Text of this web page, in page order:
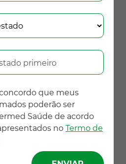
das Etapas
primeiro
que meus
poderão ser
Saúde de acordo
no Termo de